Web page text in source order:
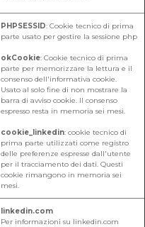
PHPSESSID: Cookie tecnico di prima
parte usato per gestire la sessione php
okCookie: Cookie tecnico di prima
parte per memorizzare la lettura e il
consenso dell'informativa cookie.
Usato al solo fine di non mostrare la
barra di avviso cookie. Il consenso
espresso resta in memoria sei mesi.
cookie_linkedin: cookie tecnico di
prima parte utilizzati come registro
delle preferenze espresse dall'utente
per il tracciamento dei dati. Questi
cookie rimangono in memoria sei
mesi.
linkedin.com
Per informazioni su linkedin.com